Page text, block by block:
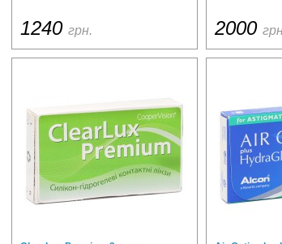
1240 грн. 2000